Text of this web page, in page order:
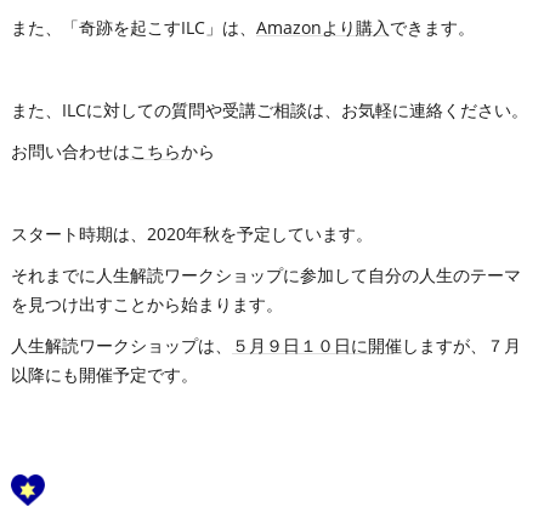
また、「奇跡を起こすILC」は、 Amazonより購入できます。
また、ILCに対しての質問や受講ご相談は、お気軽に連絡ください。
お問い合わせはこちらから
スタート時期は、2020年秋を予定しています。
それまでに人生解読ワークショップに参加して自分の人生のテーマ
を見つけ出すことから始まります。
人生解読ワークショップは、
５月９日１０日に開催しますが、７月
以降にも開催予定です。